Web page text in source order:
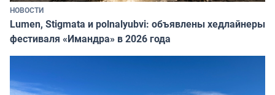
НОВОСТИ
Lumen, Stigmata и polnalyubvi: объявлены хедлайнеры
фестиваля «Имандра» в 2026 года